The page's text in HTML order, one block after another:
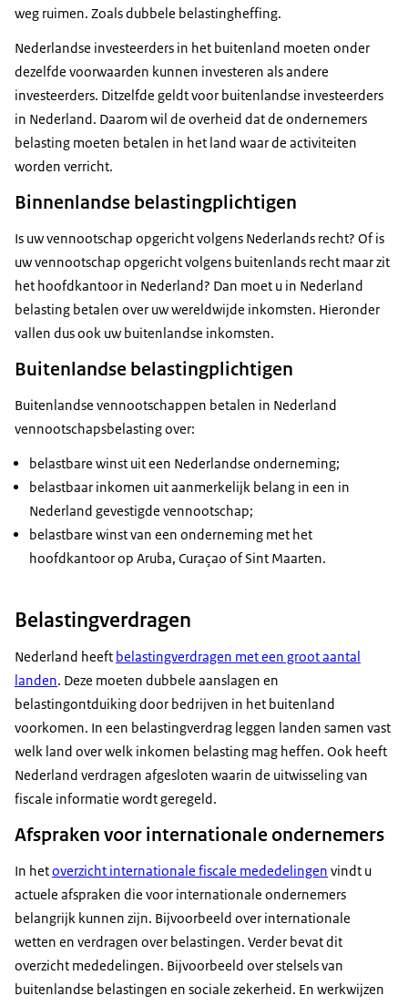
weg ruimen. Zoals dubbele belastingheffing.
Nederlandse investeerders in het buitenland moeten onder
dezelfde voorwaarden kunnen investeren als andere
investeerders. Ditzelfde geldt voor buitenlandse investeerders
in Nederland. Daarom wil de overheid dat de ondernemers
belasting moeten betalen in het land waar de activiteiten
worden verricht.
Binnenlandse belastingplichtigen
Is uw vennootschap opgericht volgens Nederlands recht? Of is
uw vennootschap opgericht volgens buitenlands recht maar zit
het hoofdkantoor in Nederland? Dan moet u in Nederland
belasting betalen over uw wereldwijde inkomsten. Hieronder
vallen dus ook uw buitenlandse inkomsten.
Buitenlandse belastingplichtigen
Buitenlandse vennootschappen betalen in Nederland
vennootschapsbelasting over:
belastbare winst uit een Nederlandse onderneming;
belastbaar inkomen uit aanmerkelijk belang in een in
Nederland gevestigde vennootschap;
belastbare winst van een onderneming met het
hoofdkantoor op Aruba, Curaçao of Sint Maarten.
Belastingverdragen
Nederland heeft belastingverdragen met een groot aantal
landen. Deze moeten dubbele aanslagen en
belastingontduiking door bedrijven in het buitenland
voorkomen. In een belastingverdrag leggen landen samen vast
welk land over welk inkomen belasting mag heffen. Ook heeft
Nederland verdragen afgesloten waarin de uitwisseling van
fiscale informatie wordt geregeld.
Afspraken voor internationale ondernemers
In hetoverzicht internationale fiscale mededelingen vindt u
actuele afspraken die voor internationale ondernemers
belangrijk kunnen zijn. Bijvoorbeeld over internationale
wetten en verdragen over belastingen. Verder bevat dit
overzicht mededelingen. Bijvoorbeeld over stelsels van
buitenlandse belastingen en sociale zekerheid. En werkwijzen